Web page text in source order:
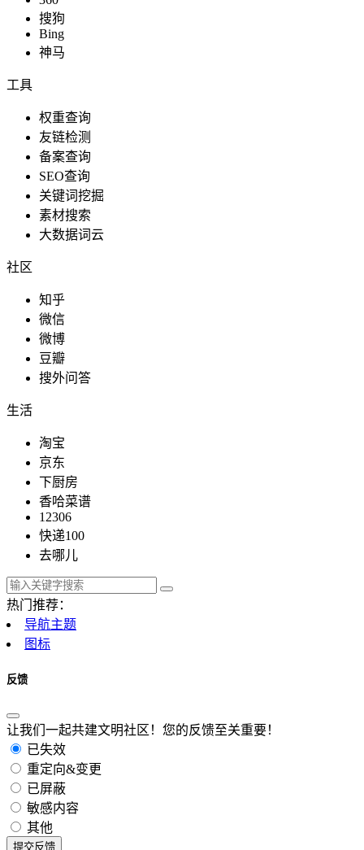
搜狗
Bing
神马
工具
权重查询
友链检测
备案查询
SEO查询
关键词挖掘
素材搜索
大数据词云
社区
知乎
微信
微博
豆瓣
搜外问答
生活
淘宝
京东
下厨房
香哈菜谱
12306
快递100
去哪儿
热门推荐：
导航主题
图标
反馈
让我们一起共建文明社区！您的反馈至关重要！
已失效
重定向&变更
已屏蔽
敏感内容
其他
提交反馈